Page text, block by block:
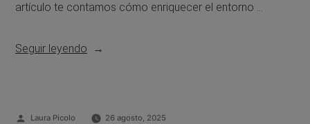
artículo te contamos cómo enriquecer el entorno …
Seguir leyendo
Laura Picolo
26 agosto, 2025